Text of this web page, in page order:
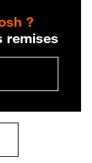
?
remises